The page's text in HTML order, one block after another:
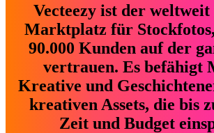
Vecteezy ist der
Marktplatz für
90.000 Kunden auf der
vertrauen. Es befähigt
Kreative und
kreativen Assets, die bis
Zeit und Budget